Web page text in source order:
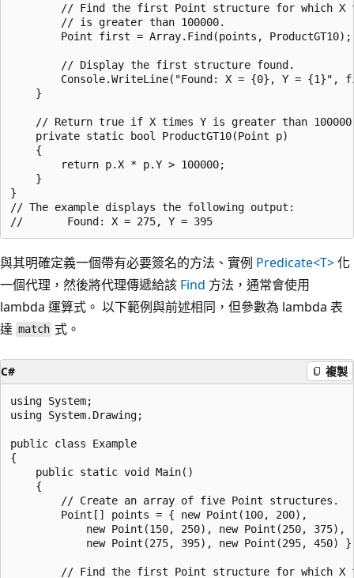
// Find the first Point structure for which X
        // is greater than 100000.
        Point first = Array.Find(points, ProductGT10);
        // Display the first structure found.
Console.WriteLine("Found: X = {0}, Y = {1}",
    }
// Return true if X times Y is greater than
    private static bool ProductGT10(Point p)
    {
        return p.X * p.Y > 100000;
    }
}
// The example displays the following output:
與其明確定義一個帶有必要簽名的方法、實例 Predicate<T>化
一個代理，然後將代理傳遞給該 Find 方法，通常會使用
lambda 運算式。 以下範例與前述相同，但參數為 lambda 表
達 match 式。
C# 複製
using System;
using System.Drawing;
public class Example
{
    public static void Main()
    {
        // Create an array of five Point structures.
        Point[] points = { new Point(100, 200),
            new Point(150, 250), new Point(250, 375),
new Point(275, 395), new Point(295, 450)
// Find the first Point structure for which X